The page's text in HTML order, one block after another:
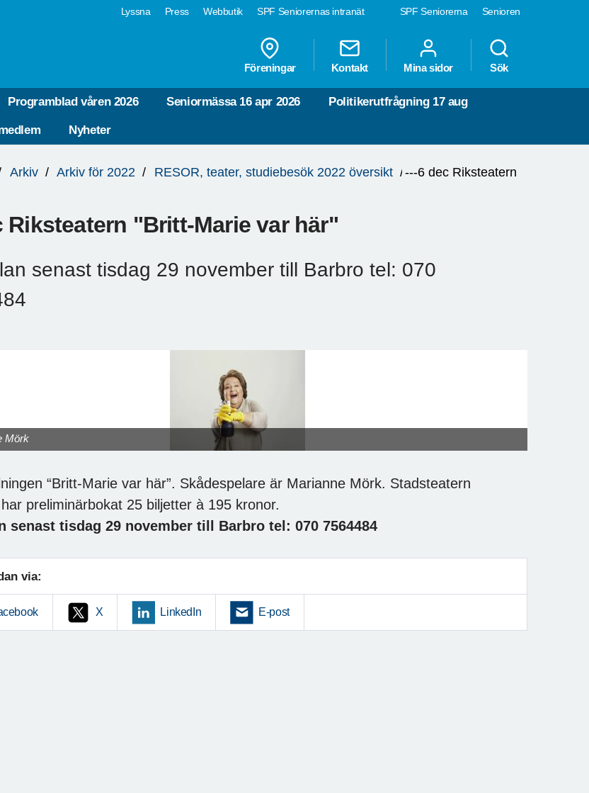
SPF Seniorerna Senioren
Lyssna Press Webbutik SPF Seniorernas intranät
Föreningar Kontakt Mina sidor Sök
Programblad våren 2026 Seniormässa 16 apr 2026 Politikerutfrågning 17 aug
Nyheter
Arkiv Arkiv för 2022 RESOR, teater, studiebesök 2022 översikt ---6 dec Riksteatern
Riksteatern "Britt-Marie var här"
senast tisdag 29 november till Barbro tel: 070
Mörk
“Britt-Marie var här”. Skådespelare är Marianne Mörk. Stadsteatern
preliminärbokat 25 biljetter à 195 kronor.
senast tisdag 29 november till Barbro tel: 070 7564484
via:
X LinkedIn E-post